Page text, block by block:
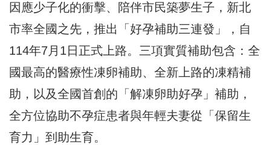
因應少子化的衝擊、陪伴市民築夢生子，新北
市率全國之先，推出「好孕補助三連發」，自
114年7月1日 正式 上路。三項實質補助包含：全
國最高的醫療性凍卵補助、全新上路的凍精補
助，以及全國首創的「解凍卵助好孕」補助，
全方位協助不孕症患者與年輕夫妻從「保留生
育力」到助生育。